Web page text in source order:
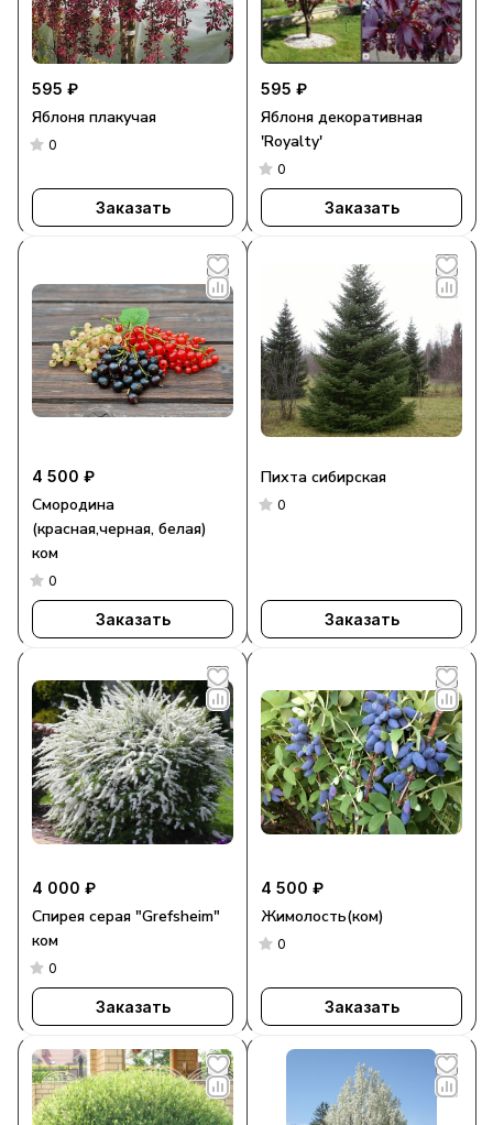
595 ₽
Яблоня плакучая
0
Заказать
595 ₽
Яблоня декоративная
'Royalty'
0
Заказать
4 500 ₽
Смородина
(красная,черная, белая)
ком
0
Заказать
Пихта сибирская
0
Заказать
4 000 ₽
Спирея серая "Grefsheim"
ком
0
Заказать
4 500 ₽
Жимолость(ком)
0
Заказать